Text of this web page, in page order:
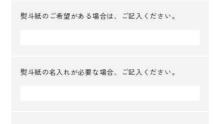
熨斗紙のご希望がある場合は、ご記入ください。
熨斗紙の名入れが必要な場合、ご記入ください。